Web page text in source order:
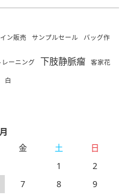
ン販売 サンプルセール バッグ作
ーニング 下肢静脈瘤 客家花
白
金 土
日
1
2
7 8
9